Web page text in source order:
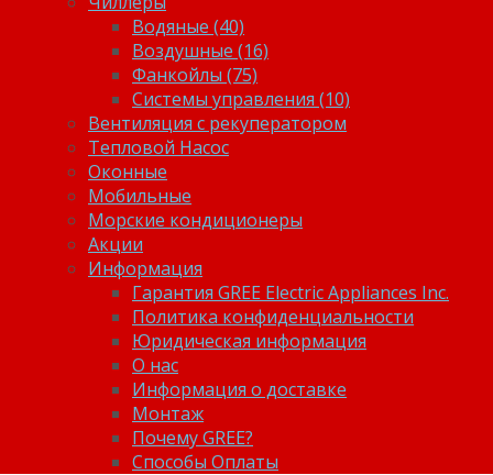
Водяные (40)
Воздушные (16)
Фанкойлы (75)
Системы управления (10)
Вентиляция с рекуператором
Тепловой Насос
Оконные
Мобильные
Морские кондиционеры
Акции
Информация
Гарантия GREE Electric Appliances Inc.
Политика конфиденциальности
Юридическая информация
О нас
Информация о доставке
Монтаж
Почему GREE?
Способы Оплаты